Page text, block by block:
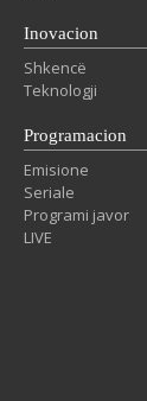
Inovacion
Shkencë
Teknologji
Programacion
Emisione
Seriale
Programi javor
LIVE